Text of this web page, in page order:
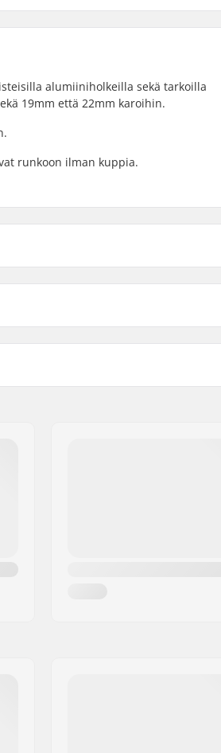
alumiiniholkeilla sekä tarkoilla
19mm että 22mm karoihin.
runkoon ilman kuppia.
19mm
Paino: